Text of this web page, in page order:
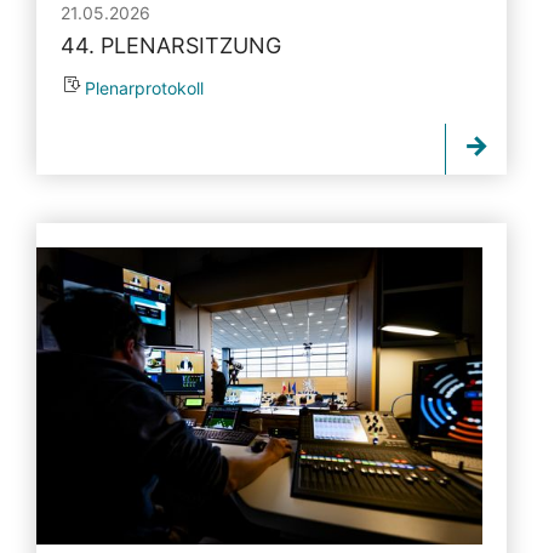
21.05.2026
44. PLENARSITZUNG
Plenarprotokoll